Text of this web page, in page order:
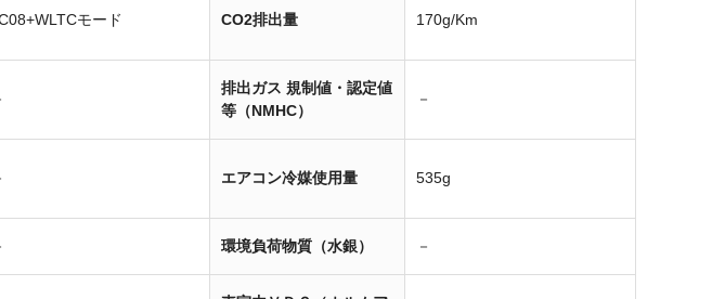
モード CO2排出量 170g/Km
排出ガス 規制値・認定値
等（NMHC）
－
エアコン冷媒使用量 535g
環境負荷物質（水銀） －